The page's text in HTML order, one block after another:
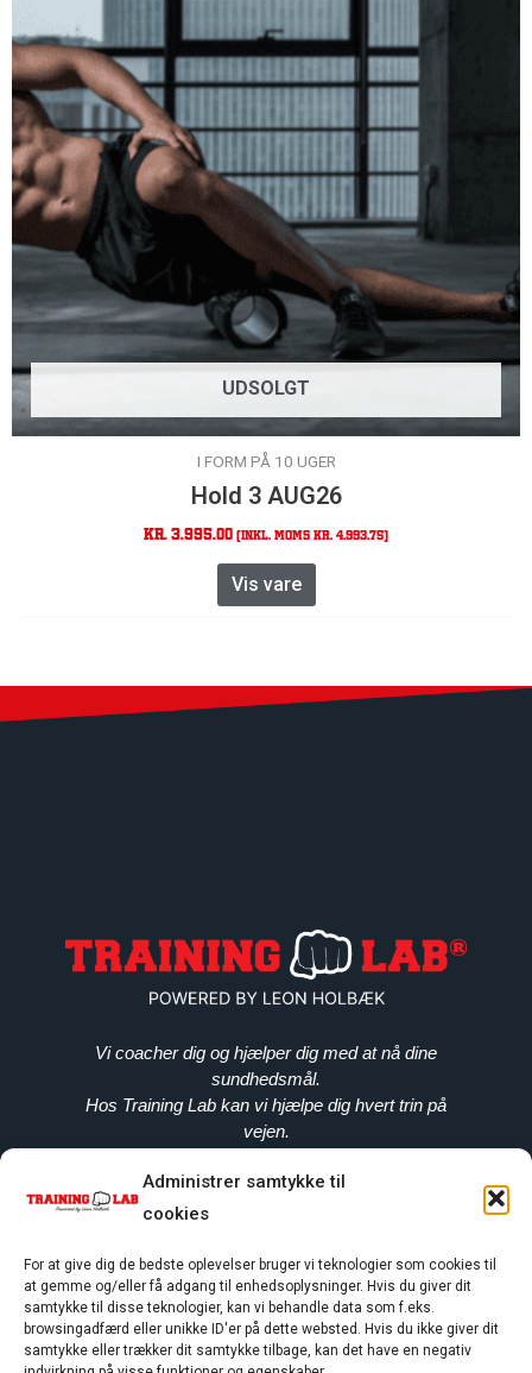
Administrer samtykke til
cookies
For at give dig de bedste oplevelser bruger vi teknologier som cookies til
at gemme og/eller få adgang til enhedsoplysninger. Hvis du giver dit
samtykke til disse teknologier, kan vi behandle data som f.eks.
browsingadfærd eller unikke ID'er på dette websted. Hvis du ikke giver dit
samtykke eller trækker dit samtykke tilbage, kan det have en negativ
UDSOLGT
I FORM PÅ 10 UGER
Hold 3 AUG26
kr. 3.995,00 (Inkl. moms kr. 4.993,75)
Vis vare
Vi coacher dig og hjælper dig med at nå dine
sundhedsmål.
Hos Training Lab kan vi hjælpe dig hvert trin på
vejen.
leon@traininglab-kolding.dk
Smedegade 6 6000 Kolding
CVR: 36978562